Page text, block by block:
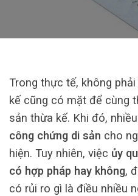
Trong thực tế, không
kế cũng có mặt để cùng
sản thừa kế. Khi đó,
công chứng di sản cho
hiện. Tuy nhiên, việc ủy
có hợp pháp hay không,
có rủi ro gì là điều nhiều